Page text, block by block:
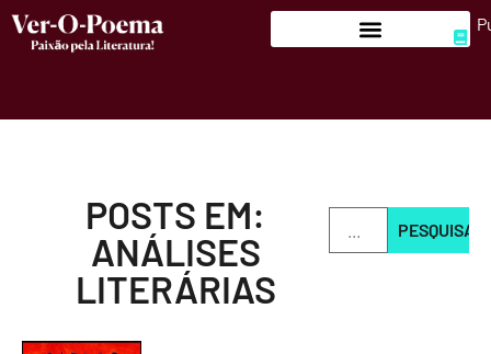
POSTS EM:
ANÁLISES
LITERÁRIAS
PESQUISAR